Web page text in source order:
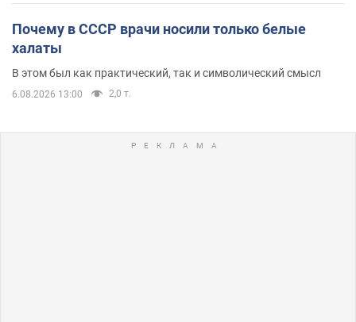
Почему в СССР врачи носили только белые
халаты
В этом был как практический, так и символический смысл
6.08.2026 13:00 2,0 т.